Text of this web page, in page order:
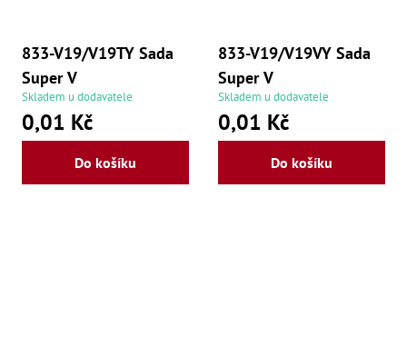
833-V19/V19TY Sada
Super V
Skladem u dodavatele
0,01 Kč
Do košíku
833-V19/V19VY Sada
Super V
Skladem u dodavatele
0,01 Kč
Do košíku